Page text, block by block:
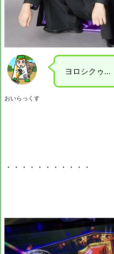
おいらっくす
ヨロシクゥ…
・・・・・・・・・・・